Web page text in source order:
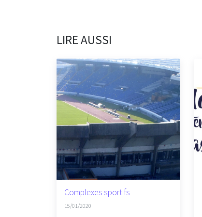
LIRE AUSSI
Complexes sportifs
15/01/2020